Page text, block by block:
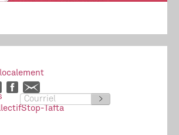
localement
>
Stop-Tafta